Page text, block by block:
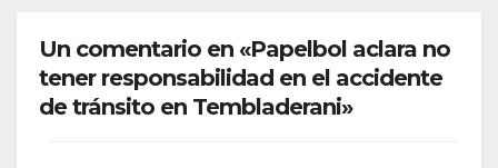
Un comentario en «Papelbol aclara no
tener responsabilidad en el accidente
de tránsito en Tembladerani»